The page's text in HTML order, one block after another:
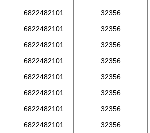
6822482101
32356
6822482101
32356
6822482101
32356
6822482101
32356
6822482101
32356
6822482101
32356
6822482101
32356
6822482101
32356